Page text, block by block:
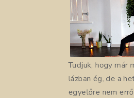
Tudjuk, hogy már
lázban ég, de a
egyelőre nem